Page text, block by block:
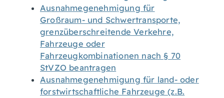
Ausnahmegenehmigung für
Großraum- und Schwertransporte,
grenzüberschreitende Verkehre,
Fahrzeuge oder
Fahrzeugkombinationen nach § 70
StVZO beantragen
Ausnahmegenehmigung für land- oder
forstwirtschaftliche Fahrzeuge (z.B.